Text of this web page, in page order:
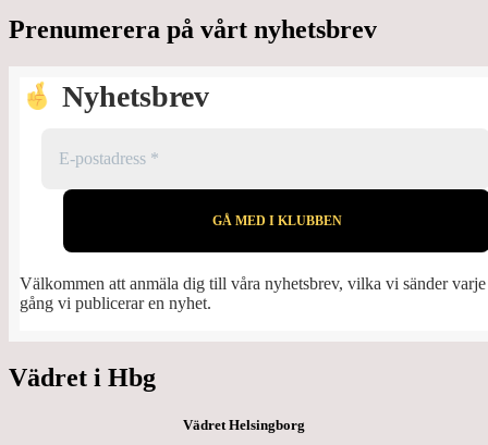
Prenumerera på vårt nyhetsbrev
Nyhetsbrev
Välkommen att anmäla dig till våra nyhetsbrev, vilka vi sänder varje
gång vi publicerar en nyhet.
Vädret i Hbg
Vädret Helsingborg